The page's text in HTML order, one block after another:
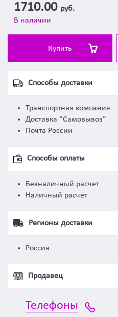
1710.00 руб.
В наличии
Купить
Способы доставки
Транспортная компания
Доставка “Самовывоз”
Почта России
Способы оплаты
Безналичный расчет
Наличный расчет
Регионы доставки
Россия
Продавец
Телефоны